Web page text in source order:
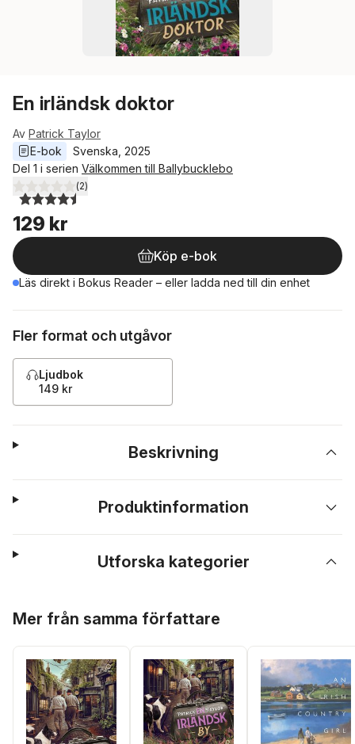
En irländsk doktor
Av Patrick Taylor
E-bok
Svenska 2025
Del 1 i serien Välkommen till Ballybucklebo
4,5utav 5 stjärnor. Totalt antal röster:
(2)
129 kr
Köp e-bok
Läs direkt i Bokus Reader – eller ladda ned till din enhet
Fler format och utgåvor
Ljudbok
149 kr
Beskrivning
Produktinformation
Utforska kategorier
Mer från samma författare